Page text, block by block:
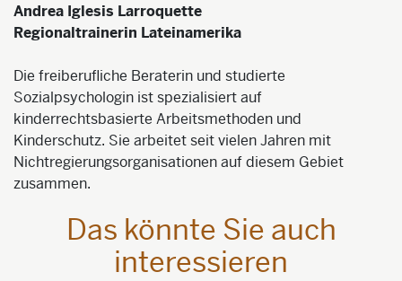
Andrea Iglesis Larroquette
Regionaltrainerin Lateinamerika
Die freiberufliche Beraterin und studierte
Sozialpsychologin ist spezialisiert auf
kinderrechtsbasierte Arbeitsmethoden und
Kinderschutz. Sie arbeitet seit vielen Jahren mit
Nichtregierungsorganisationen auf diesem Gebiet
zusammen.
Das könnte Sie auch
interessieren